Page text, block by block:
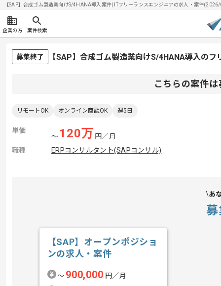
【SAP】合成ゴム製造業向けS/4HANA導入案件| ITフリーランスエンジニアの求人・案件
企業の方 案件検索
募集終了 【SAP】合成ゴム製造業向けS/4HANA導入の
こちらの案件
リモートOK オンライン商談OK 週5日
単価
〜 120万 円／月
職種
ERPコンサルタント(SAPコンサル)
あ
【SAP】オープンポジショ
ンの求人・案件
〜 900,000 円／月